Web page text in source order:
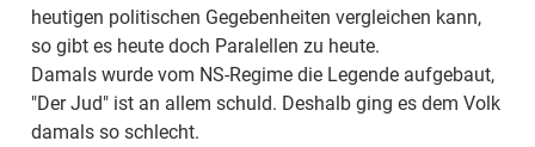
heutigen politischen Gegebenheiten vergleichen kann,
so gibt es heute doch Paralellen zu heute.
Damals wurde vom NS-Regime die Legende aufgebaut,
"Der Jud" ist an allem schuld. Deshalb ging es dem Volk
damals so schlecht.